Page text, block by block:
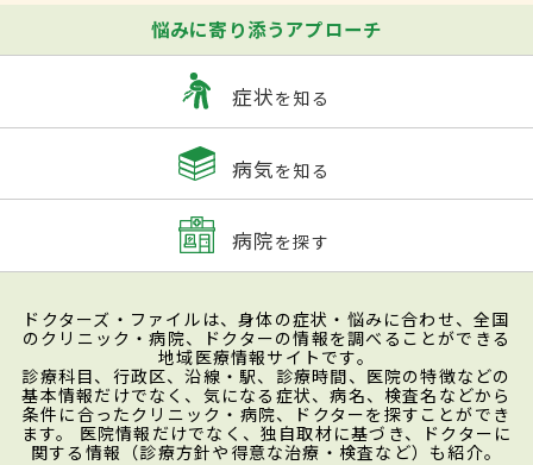
悩みに寄り添うアプローチ
症状を知る
病気を知る
病院を探す
ドクターズ・ファイルは、身体の症状・悩みに合わせ、全国
のクリニック・病院、ドクターの情報を調べることができる
地域医療情報サイトです。
診療科目、行政区、沿線・駅、診療時間、医院の特徴などの
基本情報だけでなく、気になる症状、病名、検査名などから
条件に合ったクリニック・病院、ドクターを探すことができ
ます。 医院情報だけでなく、独自取材に基づき、ドクターに
関する情報（診療方針や得意な治療・検査など）も紹介。